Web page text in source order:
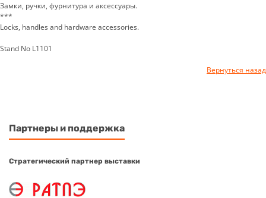
Замки, ручки, фурнитура и аксессуары.
***
Locks, handles and hardware accessories.
Stand No L1101
Вернуться назад
Партнеры и поддержка
Стратегический партнер выставки